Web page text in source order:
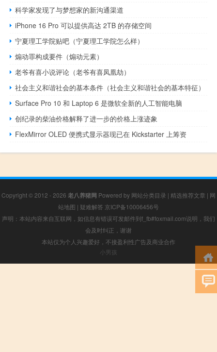
科学家发现了与梦想家的新沟通渠道
iPhone 16 Pro 可以提供高达 2TB 的存储空间
宁夏理工学院贴吧（宁夏理工学院怎么样）
煽动罪构成要件（煽动元素）
老爷有喜小说评论（老爷有喜凤凰劫）
社会主义和谐社会的基本条件（社会主义和谐社会的基本特征）
Surface Pro 10 和 Laptop 6 是微软全新的人工智能电脑
创纪录的柴油价格解释了进一步的价格上涨迹象
FlexMirror OLED 便携式显示器现已在 Kickstarter 上筹资
Copyright © 2012 - 2026 老八养猪网 Powered by 网站分类目录 | 精选推荐文章 | 网
站地图 | 疑难解答 京ICP备10006456号
声明：本站内容来自互联网，如信息有错误可发邮件到f_fb#foxmail.com说明，我们
会及时纠正，谢谢
本站仅为个人兴趣爱好，不接盈利性广告及商业合作
小男孩